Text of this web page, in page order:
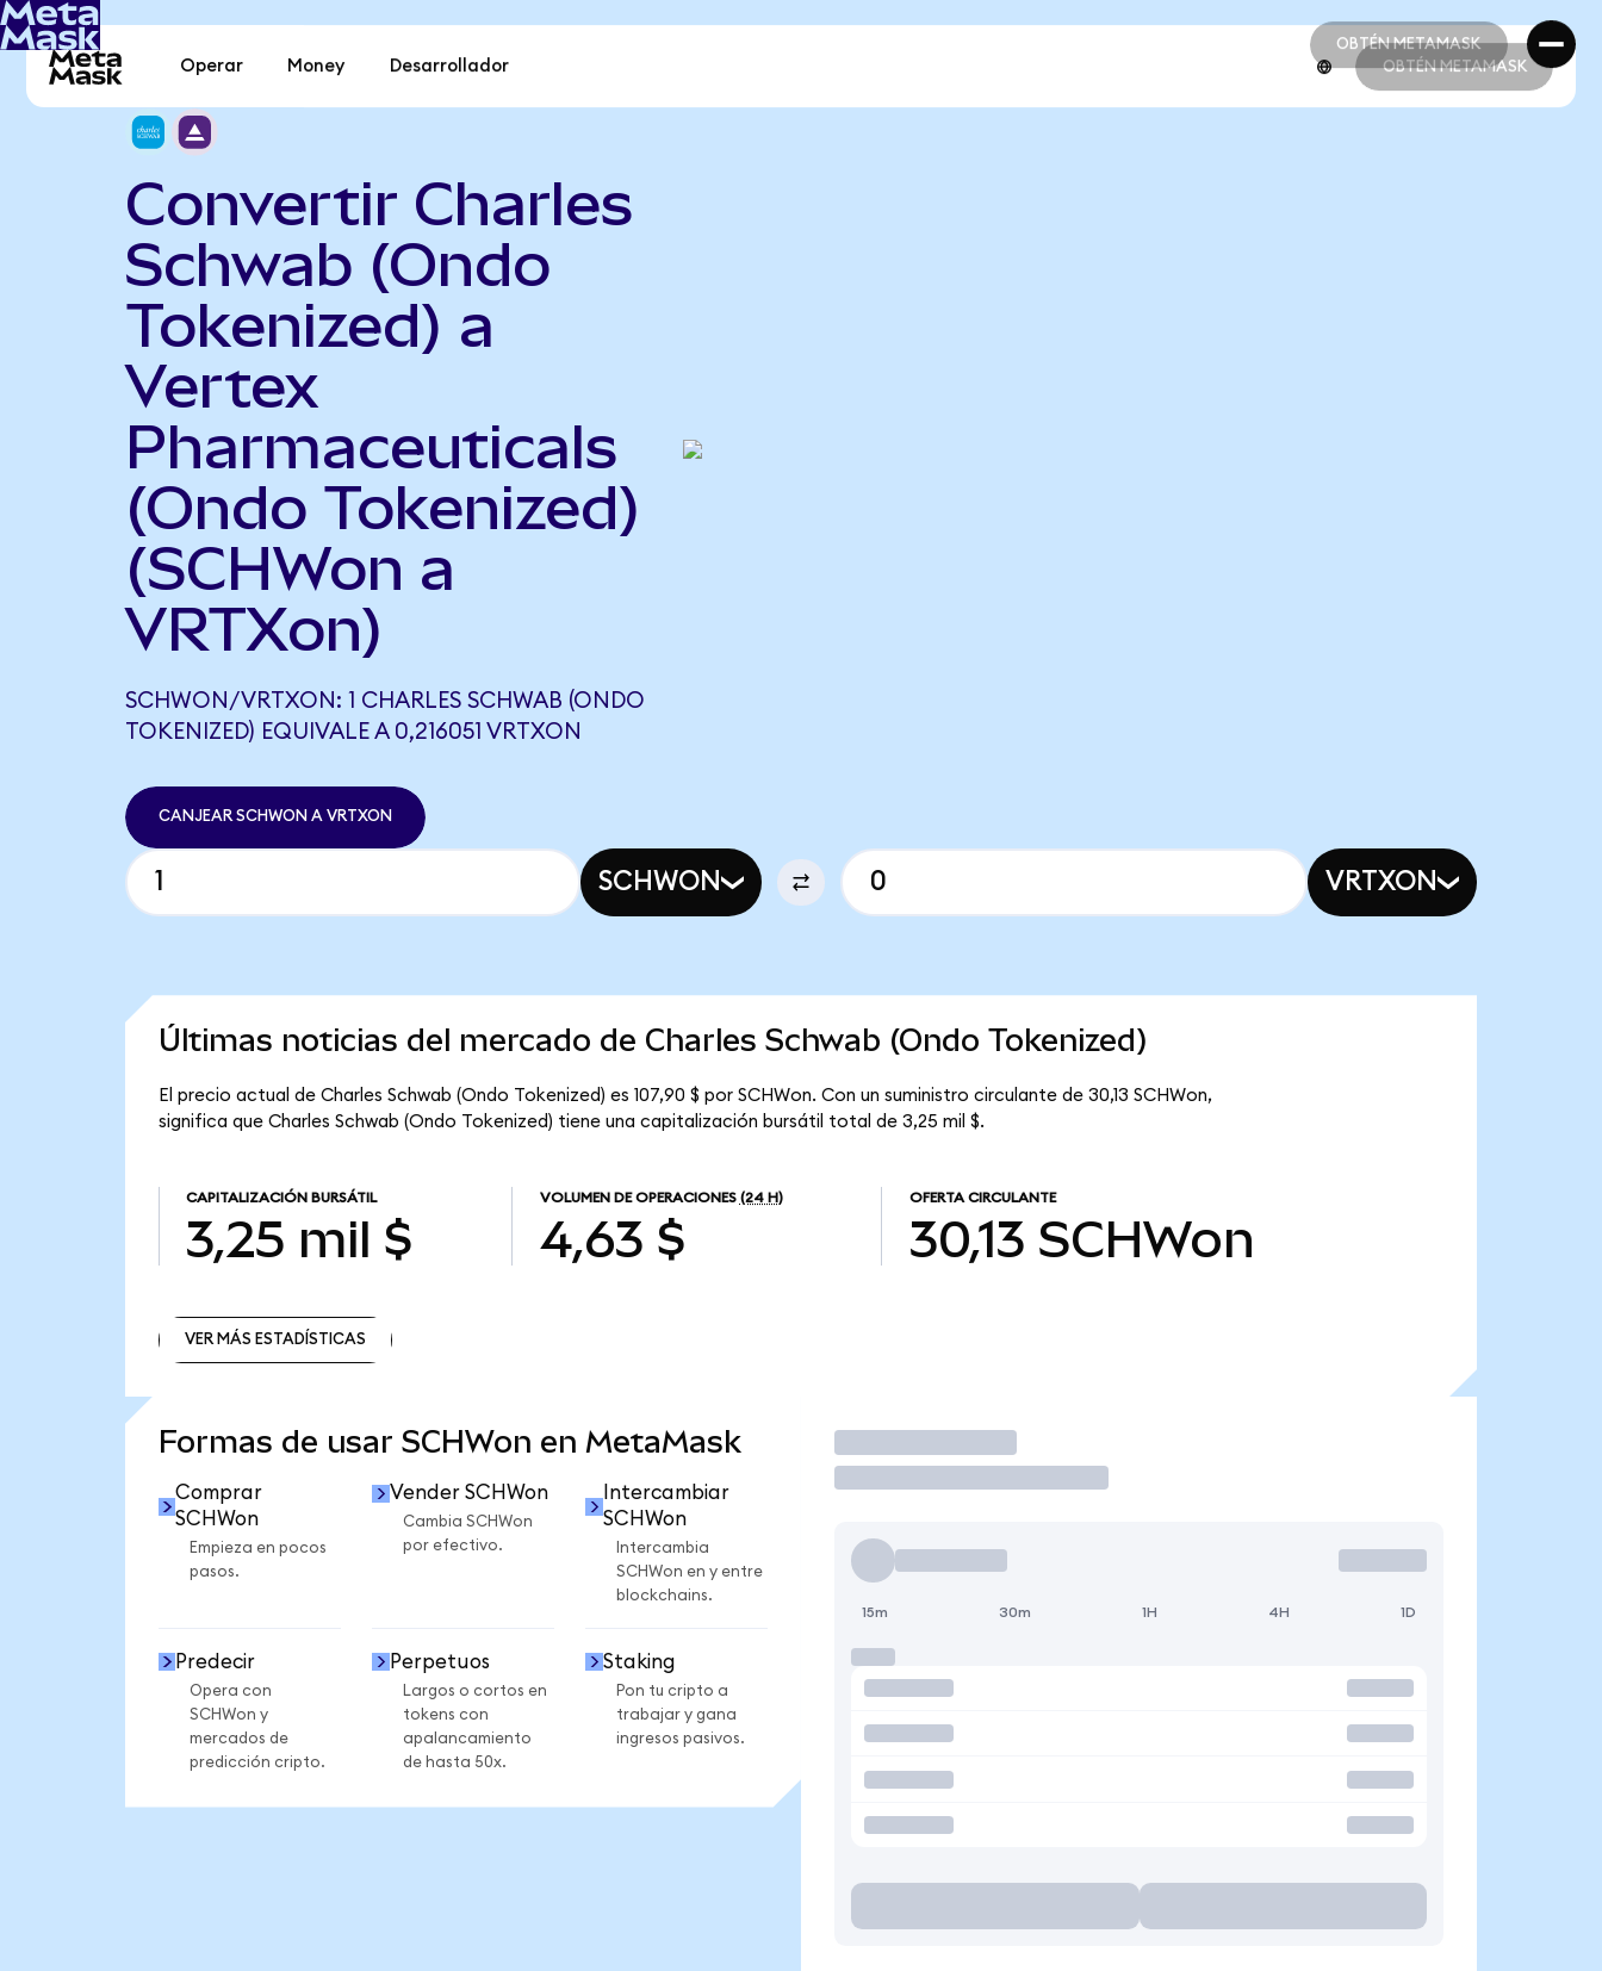
OBTÉN METAMASK
OBTÉN METAMASK
Operar Money Desarrollador OBTÉN METAMASK
Convertir Charles
Schwab (Ondo
Tokenized) a
Vertex
Pharmaceuticals
(Ondo Tokenized)
(SCHWon a
VRTXon)
SCHWON/VRTXON: 1 CHARLES SCHWAB (ONDO
TOKENIZED) EQUIVALE A 0,216051 VRTXON
CANJEAR SCHWON A VRTXON
SCHWON VRTXON
Últimas noticias del mercado de Charles Schwab (Ondo Tokenized)
El precio actual de Charles Schwab (Ondo Tokenized) es 107,90 $ por SCHWon. Con un suministro circulante de 30,13 SCHWon,
significa que Charles Schwab (Ondo Tokenized) tiene una capitalización bursátil total de 3,25 mil $.
CAPITALIZACIÓN BURSÁTIL
3,25 mil $
VOLUMEN DE OPERACIONES (24 H)
4,63 $
OFERTA CIRCULANTE
30,13 SCHWon
VER MÁS ESTADÍSTICAS
Formas de usar SCHWon en MetaMask
Comprar
SCHWon
Empieza en pocos
pasos.
Vender SCHWon
Cambia SCHWon
por efectivo.
Intercambiar
SCHWon
Intercambia
SCHWon en y entre
blockchains.
Predecir
Opera con
SCHWon y
mercados de
predicción cripto.
Perpetuos
Largos o cortos en
tokens con
apalancamiento
de hasta 50x.
Staking
Pon tu cripto a
trabajar y gana
ingresos pasivos.
Operar
15m 30m 1H 4H 1D